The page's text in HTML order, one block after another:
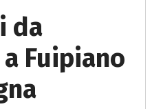
da
Fuipiano